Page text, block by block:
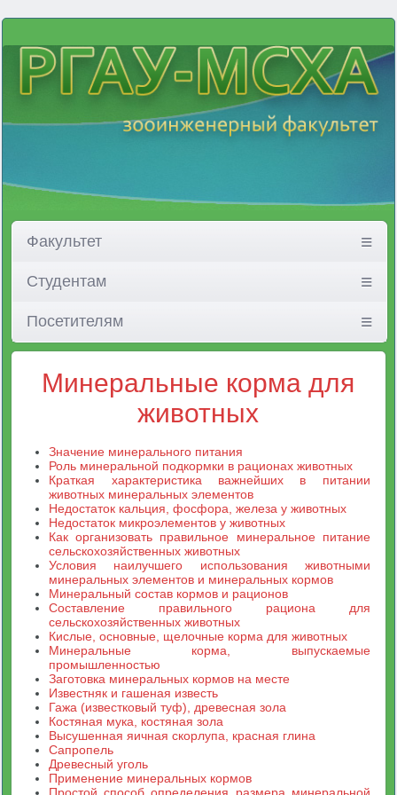
Факультет
Студентам
Посетителям
Минеральные корма для
животных
Значение минерального питания
Роль минеральной подкормки в рационах животных
Краткая характеристика важнейших в питании
животных минеральных элементов
Недостаток кальция, фосфора, железа у животных
Недостаток микроэлементов у животных
Как организовать правильное минеральное питание
сельскохозяйственных животных
Условия наилучшего использования животными
минеральных элементов и минеральных кормов
Минеральный состав кормов и рационов
Составление правильного рациона для
сельскохозяйственных животных
Кислые, основные, щелочные корма для животных
Минеральные корма, выпускаемые
промышленностью
Заготовка минеральных кормов на месте
Известняк и гашеная известь
Гажа (известковый туф), древесная зола
Костяная мука, костяная зола
Высушенная яичная скорлупа, красная глина
Сапропель
Древесный уголь
Применение минеральных кормов